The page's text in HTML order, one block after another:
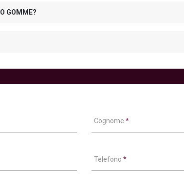
GOMME?
Cognome *
Telefono *